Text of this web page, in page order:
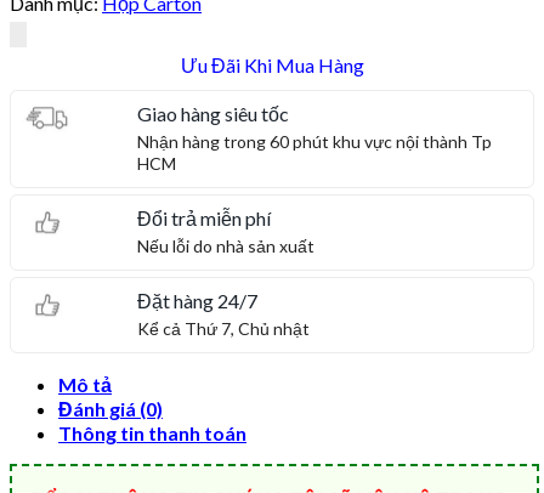
Ưu Đãi Khi Mua Hàng
Giao hàng siêu tốc
Nhận hàng trong 60 phút khu vực nội thành Tp
HCM
Đổi trả miễn phí
Nếu lỗi do nhà sản xuất
Đặt hàng 24/7
Kể cả Thứ 7, Chủ nhật
Mô tả
Đánh giá (0)
Thông tin thanh toán